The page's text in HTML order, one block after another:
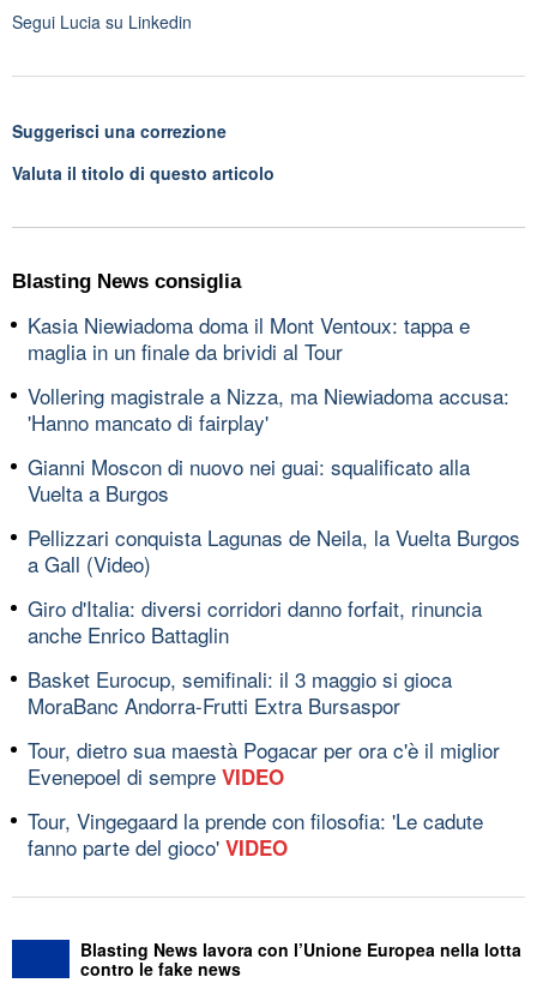
Segui Lucia su Linkedin
Suggerisci una correzione
Valuta il titolo di questo articolo
Blasting News consiglia
Kasia Niewiadoma doma il Mont Ventoux: tappa e
maglia in un finale da brividi al Tour
Vollering magistrale a Nizza, ma Niewiadoma accusa:
'Hanno mancato di fairplay'
Gianni Moscon di nuovo nei guai: squalificato alla
Vuelta a Burgos
Pellizzari conquista Lagunas de Neila, la Vuelta Burgos
a Gall (Video)
Giro d'Italia: diversi corridori danno forfait, rinuncia
anche Enrico Battaglin
Basket Eurocup, semifinali: il 3 maggio si gioca
MoraBanc Andorra-Frutti Extra Bursaspor
Tour, dietro sua maestà Pogacar per ora c'è il miglior
Evenepoel di sempre VIDEO
Tour, Vingegaard la prende con filosofia: 'Le cadute
fanno parte del gioco' VIDEO
Blasting News lavora con l’Unione Europea nella lotta
contro le fake news